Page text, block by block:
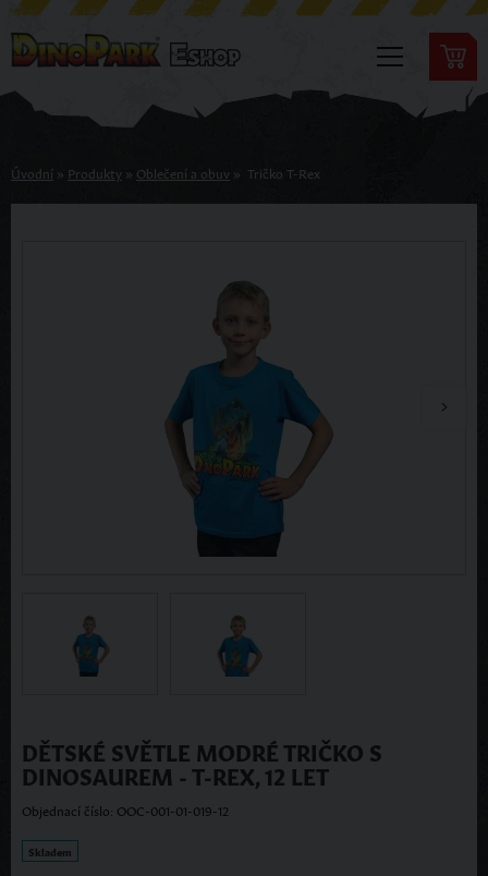
Úvodní » Produkty » Oblečení a obuv » Tričko T-Rex
DĚTSKÉ SVĚTLE MODRÉ TRIČKO S
DINOSAUREM - T-REX, 12 LET
Objednací číslo: OOC-001-01-019-12
Skladem